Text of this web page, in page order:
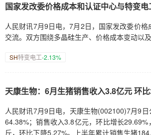
国家发改委价格成本和认证中心与特变
人民财讯7月9日电，7月2日，国家发改委价
交流。双方围绕多晶硅生产、价格成本变动以
SH特变电工-2.13%
天康生物：6月生猪销售收入3.8亿元 环
人民财讯7月9日电，天康生物(002100)7月9
64.38%；销售收入3.8亿元，环比增长
斤，环比下降5.27%。上半年累计销售生猪